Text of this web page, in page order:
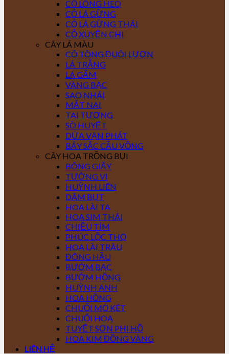
CỎ LÔNG HEO
CỎ LÁ GỪNG
CỎ LÁ GỪNG THÁI
CỎ XUYẾN CHI
CÂY LÁ MÀU
CÔ TÒNG ĐUÔI LƯƠN
LÁ TRẮNG
LÁ GẤM
VÀNG BẠC
SAO NHÁI
MẮT NAI
TAI TƯỢNG
SÒ HUYẾT
DỨA VẠN PHÁT
BẢY SẮC CẦU VỒNG
CÂY HOA TRỒNG BỤI
BÔNG GIẤY
TƯỜNG VI
HUỲNH LIÊN
DÂM BỤT
HOA LÀI TA
HOA SIM THÁI
CHIỀU TÍM
PHÚC LỘC THỌ
HOA LÀI TRÂU
ĐÔNG HẦU
BƯỚM BẠC
BƯỚM HỒNG
HUỲNH ANH
HOA HỒNG
CHUỐI MỎ KÉT
CHUỐI HOA
TUYẾT SƠN PHI HỒ
HOA KIM ĐỒNG VÀNG
LIÊN HỆ